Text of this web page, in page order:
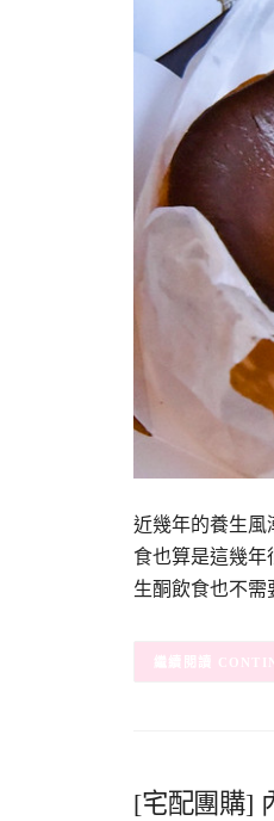
近幾年的養生風
食也算是這幾年
生酮飲食也不
[宅配團購]